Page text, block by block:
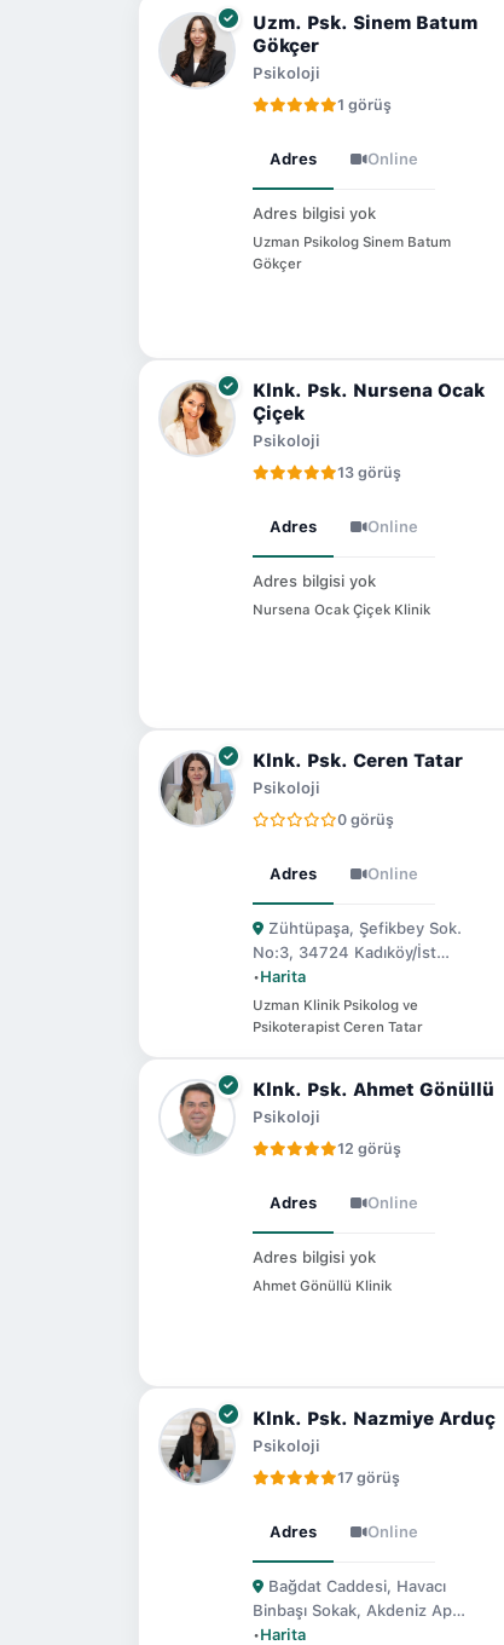
Uzm. Psk. Sinem Batum
Gökçer
Psikoloji
1 görüş
Adres Online
Adres bilgisi yok
Uzman Psikolog Sinem Batum
Gökçer
Klnk. Psk. Nursena Ocak
Çiçek
Psikoloji
13 görüş
Adres Online
Adres bilgisi yok
Nursena Ocak Çiçek Klinik
Klnk. Psk. Ceren Tatar
Psikoloji
0 görüş
Adres Online
Zühtüpaşa, Şefikbey Sok.
No:3, 34724 Kadıköy/İst…
•Harita
Uzman Klinik Psikolog ve
Psikoterapist Ceren Tatar
Klnk. Psk. Ahmet Gönüllü
Psikoloji
12 görüş
Adres Online
Adres bilgisi yok
Ahmet Gönüllü Klinik
Klnk. Psk. Nazmiye Arduç
Psikoloji
17 görüş
Adres Online
Bağdat Caddesi, Havacı
Binbaşı Sokak, Akdeniz Ap…
•Harita